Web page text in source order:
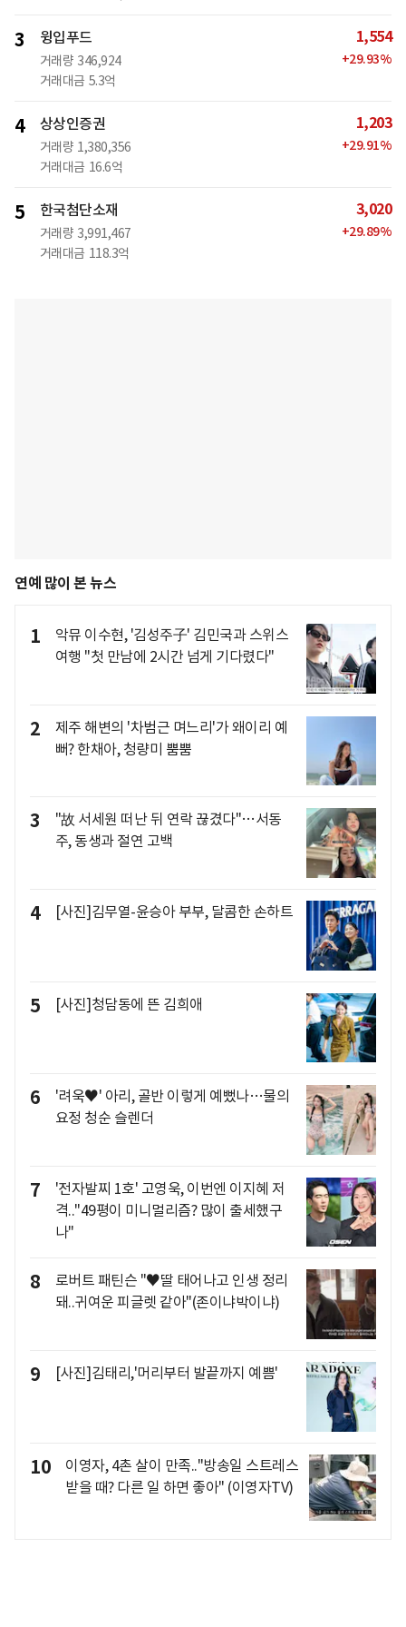
3 윙입푸드
거래량 346,924
거래대금 5.3억
1,554
+29.93%
4 상상인증권
거래량 1,380,356
거래대금 16.6억
1,203
+29.91%
5 한국첨단소재
거래량 3,991,467
거래대금 118.3억
3,020
+29.89%
연예 많이 본 뉴스
1
악뮤 이수현, '김성주子' 김민국과 스위스
여행 "첫 만남에 2시간 넘게 기다렸다"
2
제주 해변의 '차범근 며느리'가 왜이리 예
뻐? 한채아, 청량미 뿜뿜
3
"故 서세원 떠난 뒤 연락 끊겼다"…서동
주, 동생과 절연 고백
4 [사진]김무열-윤승아 부부, 달콤한 손하트
5 [사진]청담동에 뜬 김희애
6
'려욱♥' 아리, 골반 이렇게 예뻤나…물의
요정 청순 슬렌더
7
'전자발찌 1호' 고영욱, 이번엔 이지혜 저
격.."49평이 미니멀리즘? 많이 출세했구
나"
8
로버트 패틴슨 "♥딸 태어나고 인생 정리
돼..귀여운 피글렛 같아"(존이냐박이냐)
9 [사진]김태리,'머리부터 발끝까지 예쁨'
10
이영자, 4촌 살이 만족.."방송일 스트레스
받을 때? 다른 일 하면 좋아" (이영자TV)